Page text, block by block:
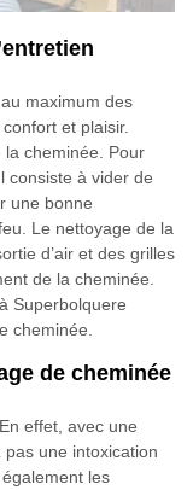
maximum des
et plaisir.
la cheminée. Pour
consiste à vider de
une bonne
Le nettoyage de la
d’air et des grilles
de la cheminée.
Superbolquere
cheminée.
de cheminée
effet, avec une
une intoxication
les